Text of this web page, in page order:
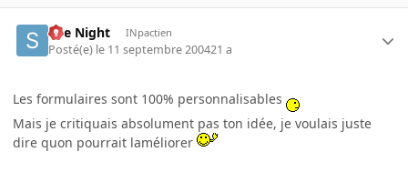
She Night INpactien
Posté(e) le 11 septembre 200421 a
Les formulaires sont 100% personnalisables
Mais je critiquais absolument pas ton idée, je voulais juste
dire quon pourrait laméliorer